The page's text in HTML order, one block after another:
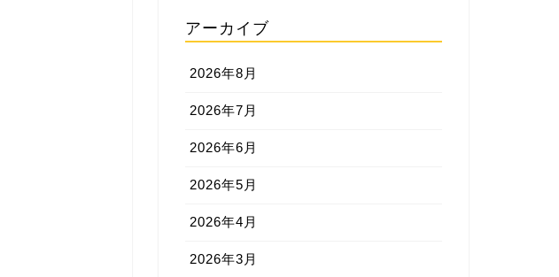
アーカイブ
2026年8月
2026年7月
2026年6月
2026年5月
2026年4月
2026年3月